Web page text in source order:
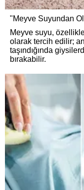
"Meyve Suyundan
Meyve suyu,
olarak tercih edilir;
taşındığında
bırakabilir.